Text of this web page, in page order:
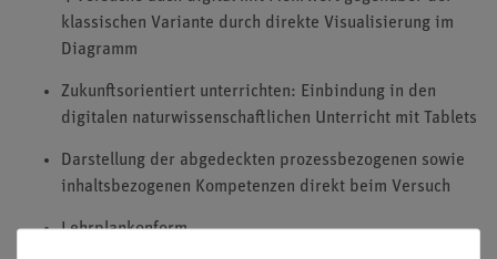
klassischen Variante durch direkte Visualisierung im
Diagramm
Zukunftsorientiert unterrichten: Einbindung in den
digitalen naturwissenschaftlichen Unterricht mit Tablets
Darstellung der abgedeckten prozessbezogenen sowie
inhaltsbezogenen Kompetenzen direkt beim Versuch
Lehrplankonform